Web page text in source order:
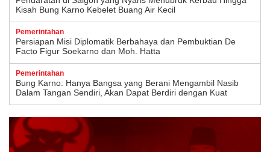
Kisah Bung Karno Kebelet Buang Air Kecil
Pemerintahan
Persiapan Misi Diplomatik Berbahaya dan Pembuktian De
Facto Figur Soekarno dan Moh. Hatta
Pemerintahan
Bung Karno: Hanya Bangsa yang Berani Mengambil Nasib
Dalam Tangan Sendiri, Akan Dapat Berdiri dengan Kuat